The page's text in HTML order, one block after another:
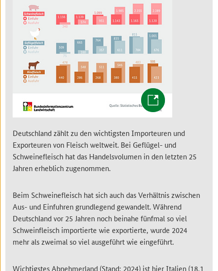
Deutschland zählt zu den wichtigsten Importeuren und
Exporteuren von Fleisch weltweit. Bei Geflügel- und
Schweinefleisch hat das Handelsvolumen in den letzten 25
Jahren erheblich zugenommen.
Beim Schweinefleisch hat sich auch das Verhältnis zwischen
Aus- und Einfuhren grundlegend gewandelt. Während
Deutschland vor 25 Jahren noch beinahe fünfmal so viel
Schweinfleisch importierte wie exportierte, wurde 2024
mehr als zweimal so viel ausgeführt wie eingeführt.
Wichtigstes Abnehmerland (Stand: 2024) ist hier Italien (18,1